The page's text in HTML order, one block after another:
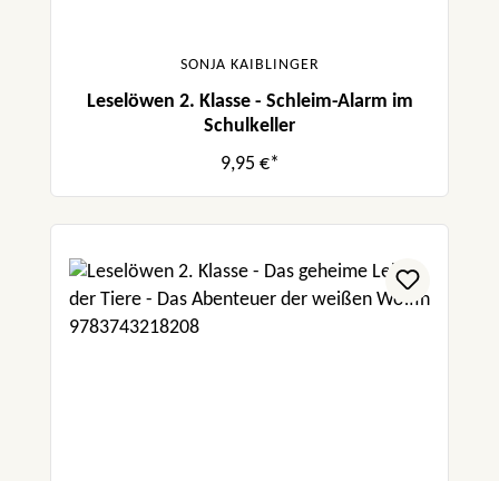
SONJA KAIBLINGER
Leselöwen 2. Klasse - Schleim-Alarm im
Schulkeller
9,95 €*